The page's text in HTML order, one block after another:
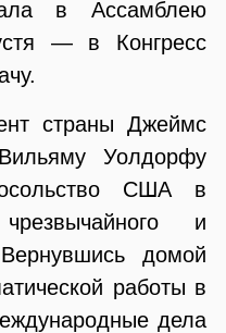
в Ассамблею
— в Конгресс
страны Джеймс
Уолдорфу
США в
и
домой
работы в
дела